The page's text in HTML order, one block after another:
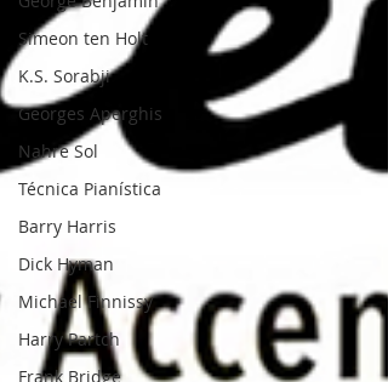
Simeon ten Holt
K.S. Sorabji
Georges Aperghis
Nahre Sol
Técnica Pianística
Barry Harris
Dick Hyman
Michael Finnissy
Harry Partch
Frank Bridge